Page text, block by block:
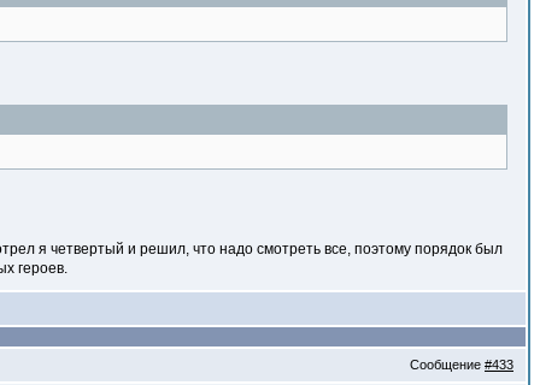
я четвертый и решил, что надо смотреть все, поэтому порядок был
героев.
Сообщение #433